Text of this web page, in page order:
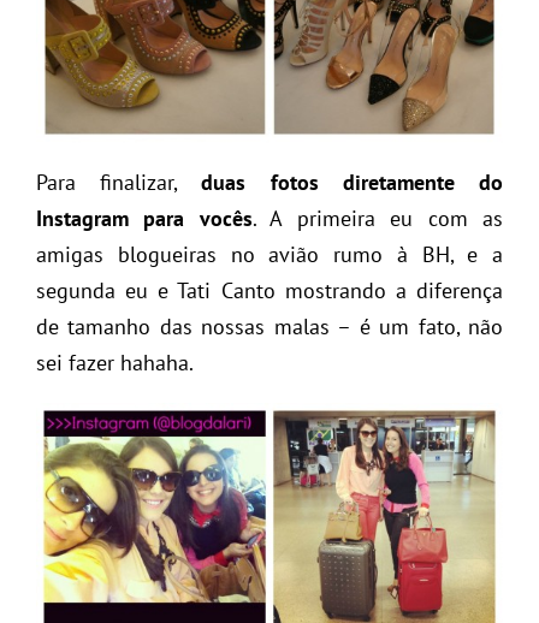
Para finalizar,duas fotos diretamente do
Instagram para vocês. A primeira eu com as
amigas blogueiras no avião rumo à BH, e a
segunda eu e Tati Canto mostrando a diferença
de tamanho das nossas malas – é um fato, não
sei fazer hahaha.